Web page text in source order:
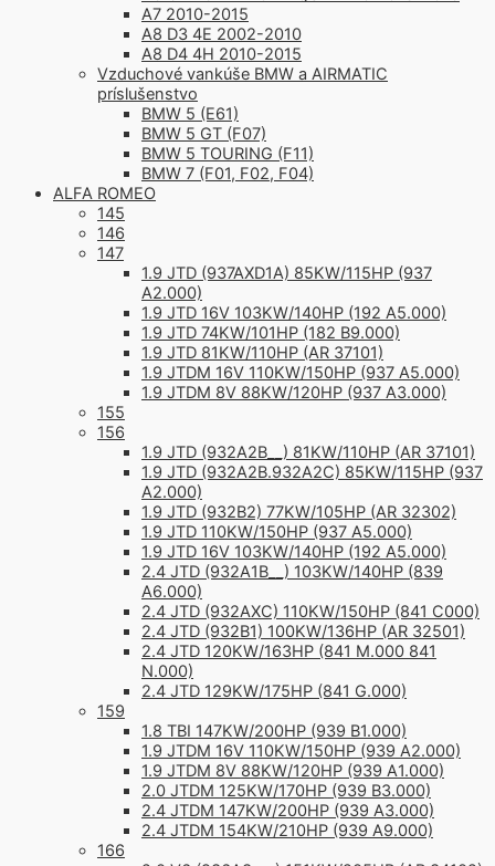
A7 2010-2015
A8 D3 4E 2002-2010
A8 D4 4H 2010-2015
Vzduchové vankúše BMW a AIRMATIC
príslušenstvo
BMW 5 (E61)
BMW 5 GT (F07)
BMW 5 TOURING (F11)
BMW 7 (F01, F02, F04)
ALFA ROMEO
145
146
147
1.9 JTD (937AXD1A) 85KW/115HP (937
A2.000)
1.9 JTD 16V 103KW/140HP (192 A5.000)
1.9 JTD 74KW/101HP (182 B9.000)
1.9 JTD 81KW/110HP (AR 37101)
1.9 JTDM 16V 110KW/150HP (937 A5.000)
1.9 JTDM 8V 88KW/120HP (937 A3.000)
155
156
1.9 JTD (932A2B__) 81KW/110HP (AR 37101)
1.9 JTD (932A2B.932A2C) 85KW/115HP (937
A2.000)
1.9 JTD (932B2) 77KW/105HP (AR 32302)
1.9 JTD 110KW/150HP (937 A5.000)
1.9 JTD 16V 103KW/140HP (192 A5.000)
2.4 JTD (932A1B__) 103KW/140HP (839
A6.000)
2.4 JTD (932AXC) 110KW/150HP (841 C000)
2.4 JTD (932B1) 100KW/136HP (AR 32501)
2.4 JTD 120KW/163HP (841 M.000 841
N.000)
2.4 JTD 129KW/175HP (841 G.000)
159
1.8 TBI 147KW/200HP (939 B1.000)
1.9 JTDM 16V 110KW/150HP (939 A2.000)
1.9 JTDM 8V 88KW/120HP (939 A1.000)
2.0 JTDM 125KW/170HP (939 B3.000)
2.4 JTDM 147KW/200HP (939 A3.000)
2.4 JTDM 154KW/210HP (939 A9.000)
166